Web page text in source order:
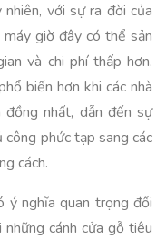
với sự ra đời của
giờ đây có thể sản
và chi phí thấp hơn.
biến hơn khi các nhà
nhất, dẫn đến sự
phức tạp sang các
cách.
ý nghĩa quan trọng đối
cánh cửa gỗ tiêu